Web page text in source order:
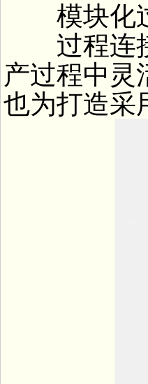
模块化
过程连接
产过程中灵
也为打造采